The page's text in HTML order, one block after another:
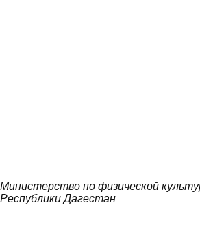
Министерство по физической
Республики Дагестан